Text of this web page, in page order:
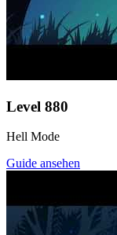
Level 880
Hell Mode
Guide ansehen